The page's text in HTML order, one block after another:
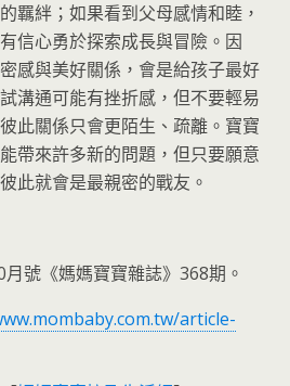
羈絆；如果看到父母感情和睦，
信心勇於探索成長與冒險。因
感與美好關係，會是給孩子最好
溝通可能有挫折感，但不要輕易
此關係只會更陌生、疏離。寶寶
帶來許多新的問題，但只要願意
此就會是最親密的戰友。
號《媽媽寶寶雜誌》368期。
article-